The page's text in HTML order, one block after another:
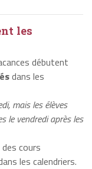
les
débutent
dans les
mais les élèves
le vendredi après les
cours
les calendriers.